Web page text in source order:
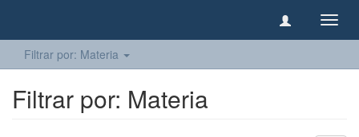
Filtrar por: Materia
Filtrar por: Materia